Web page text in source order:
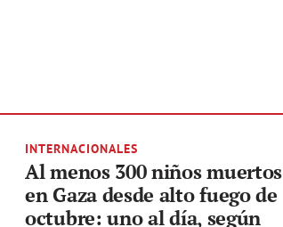
INTERNACIONALES
Al menos 300 niños muertos
en Gaza desde alto fuego de
octubre: uno al día, según